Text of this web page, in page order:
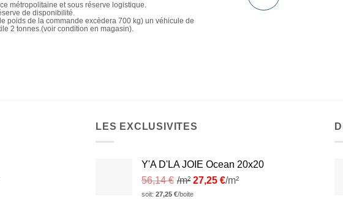
métropolitaine et sous réserve logistique.
de disponibilité.
poids de la commande excèdera 700 kg) un véhicule de
2 tonnes.(voir condition en magasin).
LES EXCLUSIVITES
Y'A D'LA JOIE Ocean 20x20
56,14€ /m² 27,25 €/m²
soit: 27,25 €/boite